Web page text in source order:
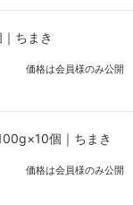
ちまき
価格は会員様のみ公開
個｜ちまき
価格は会員様のみ公開